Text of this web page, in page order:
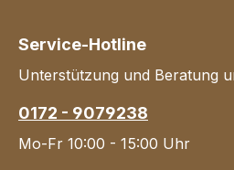
Service-Hotline
Unterstützung und Beratung
0172 - 9079238
Mo-Fr 10:00 - 15:00 Uhr